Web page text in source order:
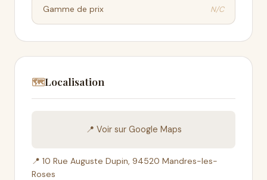
Gamme de prix N/C
🗺️Localisation
📍 Voir sur Google Maps
📍 10 Rue Auguste Dupin, 94520 Mandres-les-
Roses